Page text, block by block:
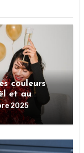
couleurs
et au
2025